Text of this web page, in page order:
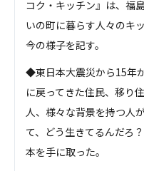
コク・キッチン』は、福
いの町に暮らす人々のキ
今の様子を記す。
◆東日本大震災から15年
に戻ってきた住民、移り
人、様々な背景を持つ人
て、どう生きてるんだろ
本を手に取った。